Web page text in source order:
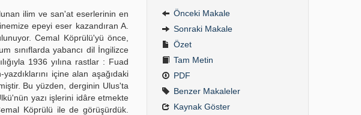
ilim ve san'at eserlerinin en
epeyi eser kazandıran A.
Cemal Köprülü'yü önce,
sınıflarda yabancı dil İngilizce
1936 yılına rastlar : Fuad
içine alan aşağıdaki
Bu yüzden, derginin Ulus'ta
yazı işlerini idâre etmekte
Köprülü ile de görüşürdük.
Önceki Makale
Sonraki Makale
Özet
Tam Metin
PDF
Benzer Makaleler
Kaynak Göster